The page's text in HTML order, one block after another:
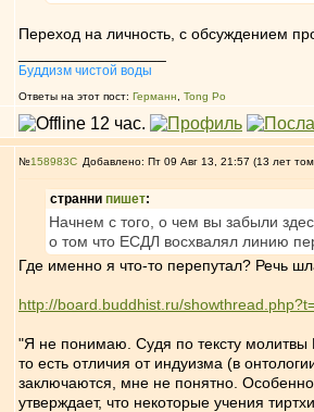
Переход на личность, с обсуждением
Буддизм чистой воды
Ответы на этот пост: Германн Tong Po
№158983 Добавлено: Пт 09 Авг 13, 21:57 (13 лет
странни пишет:
Начнем с того, о чем вы забыли
о том что ЕСДЛ восхвалял линию
Где именно я что-то перепутал? Речь
http://board.buddhist.ru/
"Я не понимаю. Судя по тексту молитвы
то есть отличия от индуизма (в
заключаются, мне не понятно. Особенно
утверждает, что некоторые учения